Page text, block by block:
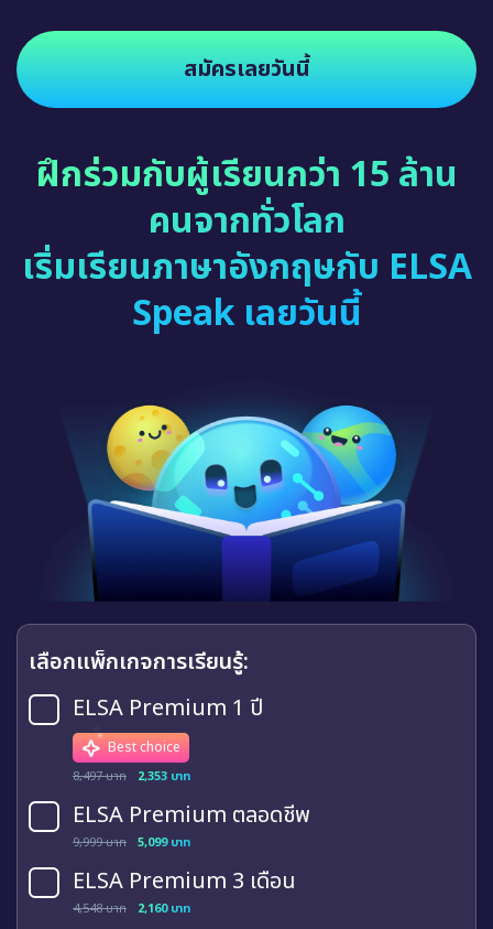
สมัครเลยวันนี้
ฝึกร่วมกับผู้เรียนกว่า 15 ล้าน
คนจากทั่วโลก
เริ่มเรียนภาษาอังกฤษกับ ELSA
Speak เลยวันนี้
เลือกแพ็กเกจการเรียนรู้:
ELSA Premium 1 ปี
Best choice
8,497 บาท 2,353 บาท
ELSA Premium ตลอดชีพ
9,999 บาท 5,099 บาท
ELSA Premium 3 เดือน
4,548 บาท 2,160 บาท